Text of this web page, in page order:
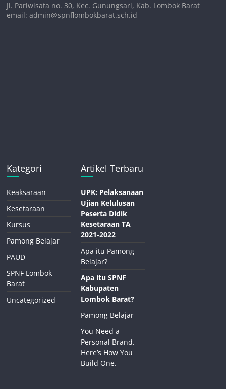
Jl. Pariwisata no. 30, Kec. Gunungsari, Kab. Lombok Barat
email: admin@spnflombokbarat.sch.id
Kategori
Keaksaraan
Kesetaraan
Kursus
Pamong Belajar
PAUD
SPNF Lombok
Barat
Uncategorized
Artikel Terbaru
UPK: Pelaksanaan
Ujian Kelulusan
Peserta Didik
Kesetaraan TA
2021-2022
Apa itu Pamong
Belajar?
Apa itu SPNF
Kabupaten
Lombok Barat?
Pamong Belajar
You Need a
Personal Brand.
Here’s How You
Build One.